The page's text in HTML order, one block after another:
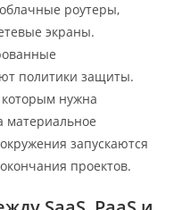
роутеры,
экраны.
политики защиты.
нужна
материальное
запускаются
проектов.